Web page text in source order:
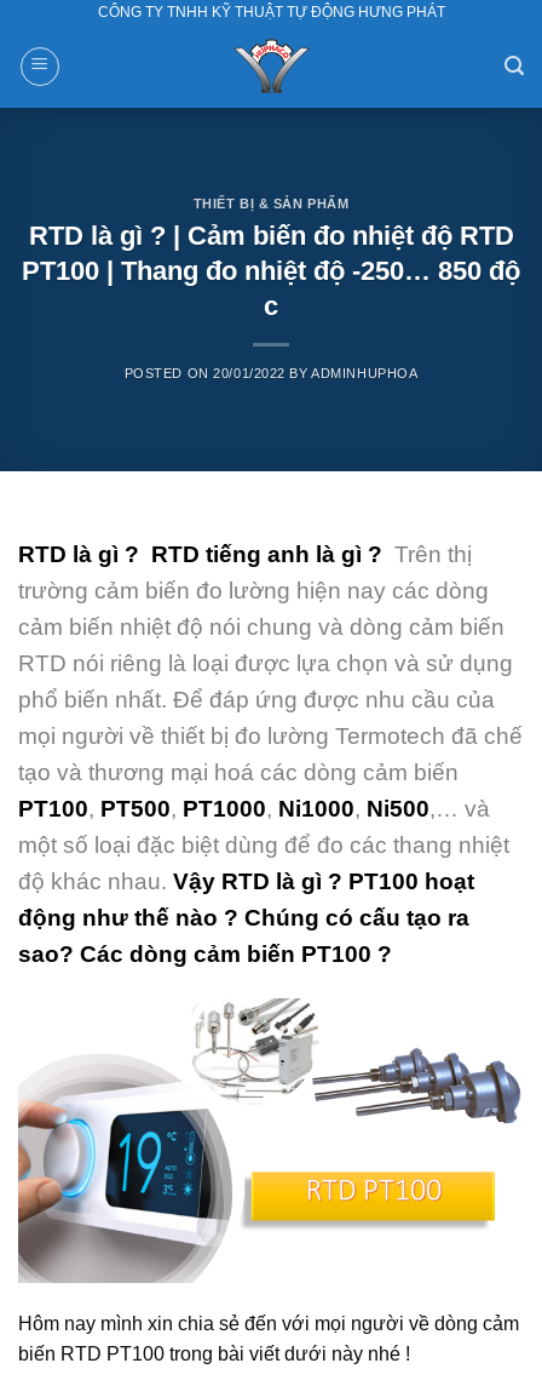
content
CÔNG TY TNHH KỸ THUẬT TỰ ĐỘNG HƯNG PHÁT
THIẾT BỊ & SẢN PHẨM
RTD là gì ? | Cảm biến đo nhiệt độ RTD
PT100 | Thang đo nhiệt độ -250… 850 độ
c
POSTED ON20/01/2022 BYADMINHUPHOA
RTD là gì ? RTD tiếng anh là gì ? Trên thị
trường cảm biến đo lường hiện nay các dòng
cảm biến nhiệt độ nói chung và dòng cảm biến
RTD nói riêng là loại được lựa chọn và sử dụng
phổ biến nhất. Để đáp ứng được nhu cầu của
mọi người về thiết bị đo lường Termotech đã chế
tạo và thương mại hoá các dòng cảm biến
PT100, PT500, PT1000, Ni1000, Ni500,… và
một số loại đặc biệt dùng để đo các thang nhiệt
độ khác nhau. Vậy RTD là gì ? PT100 hoạt
động như thế nào ? Chúng có cấu tạo ra
sao? Các dòng cảm biến PT100 ?
Hôm nay mình xin chia sẻ đến với mọi người về dòng cảm
biến RTD PT100 trong bài viết dưới này nhé !